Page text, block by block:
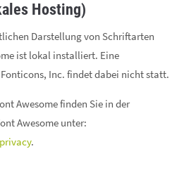
Hosting)
Darstellung von Schriftarten
ist lokal installiert. Eine
Inc. findet dabei nicht statt.
Awesome finden Sie in der
Awesome unter:
.